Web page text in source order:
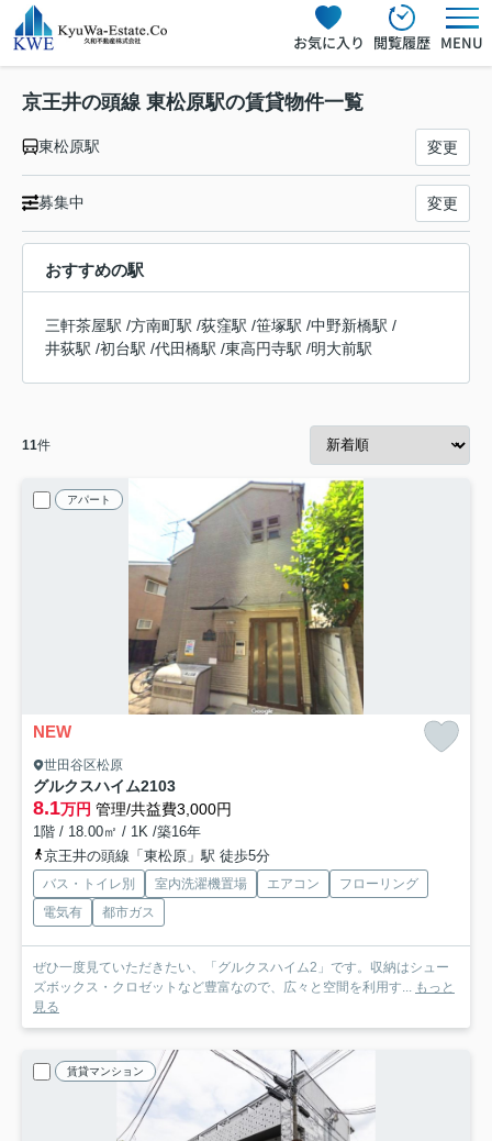
お気に入り 閲覧履歴 MENU
京王井の頭線 東松原駅の賃貸物件一覧
東松原駅 変更
募集中 変更
おすすめの駅
三軒茶屋駅 /方南町駅 /荻窪駅 /笹塚駅 /中野新橋駅 /
井荻駅 /初台駅 /代田橋駅 /東高円寺駅 /明大前駅
11件
アパート
NEW
世田谷区松原
グルクスハイム2103
8.1万円 管理/共益費3,000円
1階 / 18.00㎡ / 1K /築16年
京王井の頭線「東松原」駅 徒歩5分
バス・トイレ別 室内洗濯機置場 エアコン
フローリング
電気有
都市ガス
ぜひ一度見ていただきたい、「グルクスハイム2」です。収納はシュー
ズボックス・クロゼットなど豊富なので、広々と空間を利用す...
もっと
見る
賃貸マンション